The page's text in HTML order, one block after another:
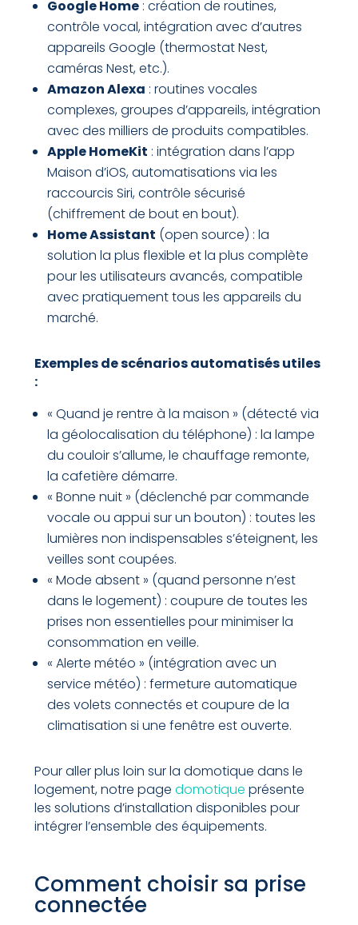
Google Home: création de routines,
contrôle vocal, intégration avec d’autres
appareils Google (thermostat Nest,
caméras Nest, etc.).
Amazon Alexa : routines vocales
complexes, groupes d’appareils, intégration
avec des milliers de produits compatibles.
Apple HomeKit : intégration dans l’app
Maison d’iOS, automatisations via les
raccourcis Siri, contrôle sécurisé
(chiffrement de bout en bout).
Home Assistant (open source) : la
solution la plus flexible et la plus complète
pour les utilisateurs avancés, compatible
avec pratiquement tous les appareils du
marché.
Exemples de scénarios automatisés utiles
:
« Quand je rentre à la maison » (détecté via
la géolocalisation du téléphone) : la lampe
du couloir s’allume, le chauffage remonte,
la cafetière démarre.
« Bonne nuit » (déclenché par commande
vocale ou appui sur un bouton) : toutes les
lumières non indispensables s’éteignent, les
veilles sont coupées.
« Mode absent » (quand personne n’est
dans le logement) : coupure de toutes les
prises non essentielles pour minimiser la
consommation en veille.
« Alerte météo » (intégration avec un
service météo) : fermeture automatique
des volets connectés et coupure de la
climatisation si une fenêtre est ouverte.
Pour aller plus loin sur la domotique dans le
logement, notre page domotique présente
les solutions d’installation disponibles pour
intégrer l’ensemble des équipements.
Comment choisir sa prise
connectée